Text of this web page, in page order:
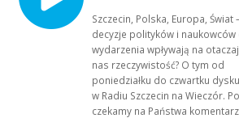
Szczecin, Polska, Europa, Świat
decyzje polityków i naukowców
wydarzenia wpływają na
nas rzeczywistość? O tym od
poniedziałku do czwartku
w Radiu Szczecin na Wieczór.
czekamy na Państwa